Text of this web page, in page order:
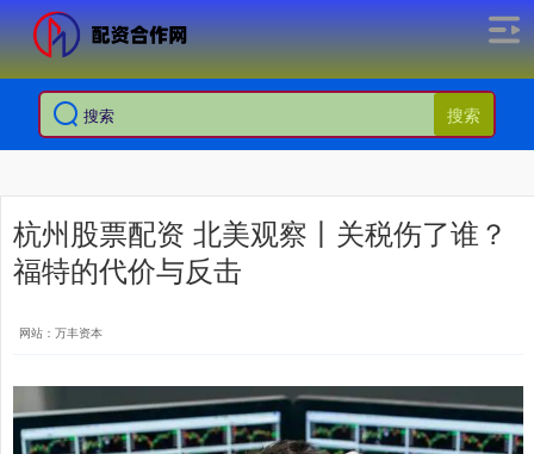
搜索
杭州股票配资 北美观察丨关税伤了谁？
福特的代价与反击
网站：万丰资本